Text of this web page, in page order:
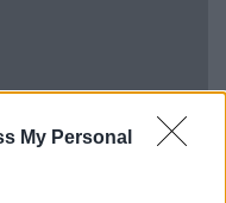
My Personal